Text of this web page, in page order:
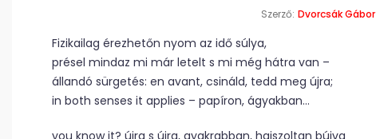
Szerző: Dvorcsák Gábor
Fizikailag érezhetőn nyom az idő súlya,
présel mindaz mi már letelt s mi még hátra van –
állandó sürgetés: en avant, csináld, tedd meg újra;
in both senses it applies – papíron, ágyakban…
you know it? újra s újra, gyakrabban, hajszoltan bújva